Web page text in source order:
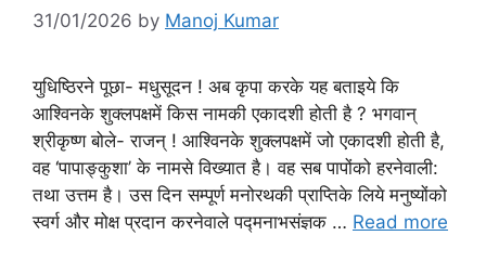
31/01/2026 by Manoj Kumar
युधिष्ठिरने पूछा- मधुसूदन ! अब कृपा करके यह बताइये कि
आश्विनके शुक्लपक्षमें किस नामकी एकादशी होती है ? भगवान्
श्रीकृष्ण बोले- राजन् ! आश्विनके शुक्लपक्षमें जो एकादशी होती है,
वह ‘पापाङ्कुशा’ के नामसे विख्यात है। वह सब पापोंको हरनेवाली:
तथा उत्तम है। उस दिन सम्पूर्ण मनोरथकी प्राप्तिके लिये मनुष्योंको
स्वर्ग और मोक्ष प्रदान करनेवाले पद्मनाभसंज्ञक … Read more